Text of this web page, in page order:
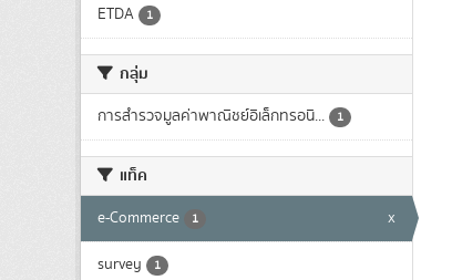
ETDA 1
กลุ่ม
การสำรวจมูลค่าพาณิชย์อิเล็กทรอนิ... 1
แท็ค
e-Commerce 1 x
survey 1